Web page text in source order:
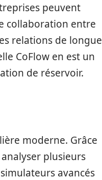
peuvent
collaboration entre
relations de longue
CoFlow en est un
de réservoir.
moderne. Grâce
plusieurs
avancés